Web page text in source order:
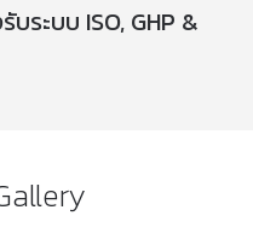
ระบบ ISO, GHP &